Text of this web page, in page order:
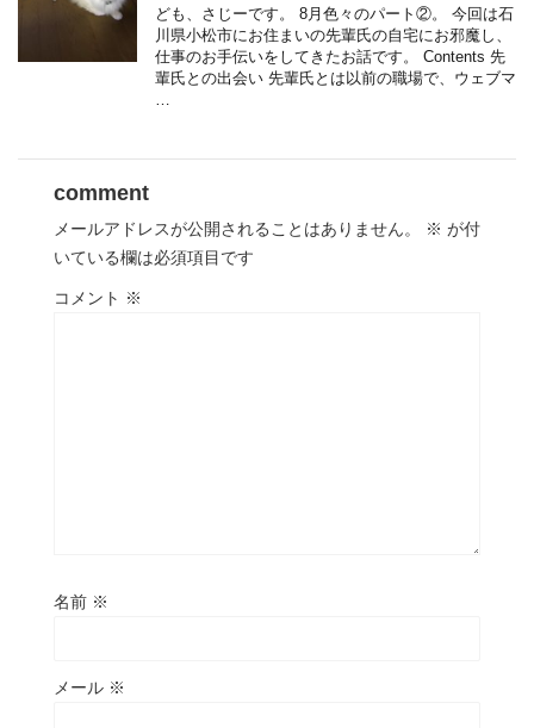
ども、さじーです。 8月色々のパート②。 今回は石
川県小松市にお住まいの先輩氏の自宅にお邪魔し、
仕事のお手伝いをしてきたお話です。 Contents 先
輩氏との出会い 先輩氏とは以前の職場で、ウェブマ
…
comment
メールアドレスが公開されることはありません。 ※ が付
いている欄は必須項目です
コメント ※
名前 ※
メール ※